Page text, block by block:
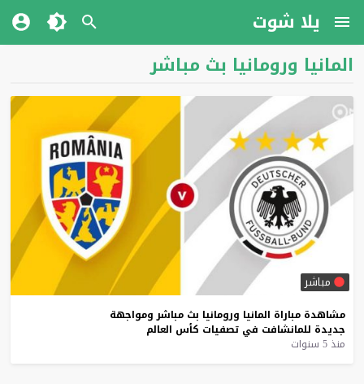
يلا شوت
المانيا ورومانيا بث مباشر
مباشر
مشاهدة مباراة المانيا ورومانيا بث مباشر ومواجهة
جديدة للمانشافت في تصفيات كأس العالم
منذ 5 سنوات